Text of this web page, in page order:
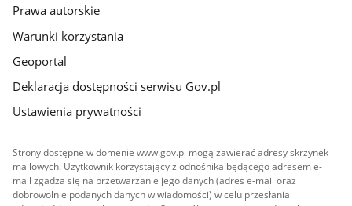
Prawa autorskie
Warunki korzystania
Geoportal
Deklaracja dostępności serwisu Gov.pl
Ustawienia prywatności
Strony dostępne w domenie www.gov.pl mogą zawierać adresy skrzynek
mailowych. Użytkownik korzystający z odnośnika będącego adresem e-
mail zgadza się na przetwarzanie jego danych (adres e-mail oraz
dobrowolnie podanych danych w wiadomości) w celu przesłania